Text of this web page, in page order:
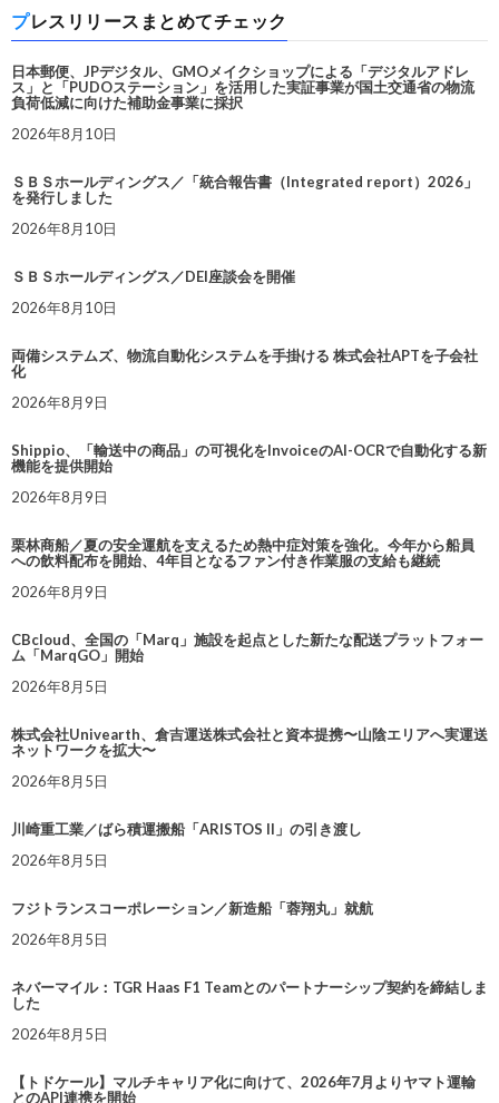
プレスリリースまとめてチェック
日本郵便、JPデジタル、GMOメイクショップによる「デジタルアドレ
ス」と「PUDOステーション」を活用した実証事業が国土交通省の物流
負荷低減に向けた補助金事業に採択
2026年8月10日
ＳＢＳホールディングス／「統合報告書（Integrated report）2026」
を発行しました
2026年8月10日
ＳＢＳホールディングス／DEI座談会を開催
2026年8月10日
両備システムズ、物流自動化システムを手掛ける 株式会社APTを子会社
化
2026年8月9日
Shippio、「輸送中の商品」の可視化をInvoiceのAI-OCRで自動化する新
機能を提供開始
2026年8月9日
栗林商船／夏の安全運航を支えるため熱中症対策を強化。今年から船員
への飲料配布を開始、4年目となるファン付き作業服の支給も継続
2026年8月9日
CBcloud、全国の「Marq」施設を起点とした新たな配送プラットフォー
ム「MarqGO」開始
2026年8月5日
株式会社Univearth、倉吉運送株式会社と資本提携〜山陰エリアへ実運送
ネットワークを拡大〜
2026年8月5日
川崎重工業／ばら積運搬船「ARISTOS II」の引き渡し
2026年8月5日
フジトランスコーポレーション／新造船「蓉翔丸」就航
2026年8月5日
ネバーマイル：TGR Haas F1 Teamとのパートナーシップ契約を締結しま
した
2026年8月5日
【トドケール】マルチキャリア化に向けて、2026年7月よりヤマト運輸
とのAPI連携を開始